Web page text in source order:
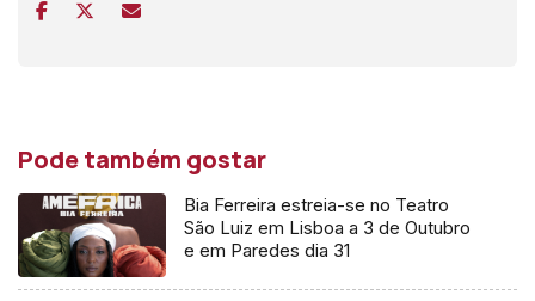
Pode também gostar
Bia Ferreira estreia-se no Teatro
São Luiz em Lisboa a 3 de Outubro
e em Paredes dia 31